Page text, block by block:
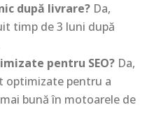
după livrare?Da,
timp de 3 luni după
pentru SEO?Da,
optimizate pentru a
bună în motoarele de